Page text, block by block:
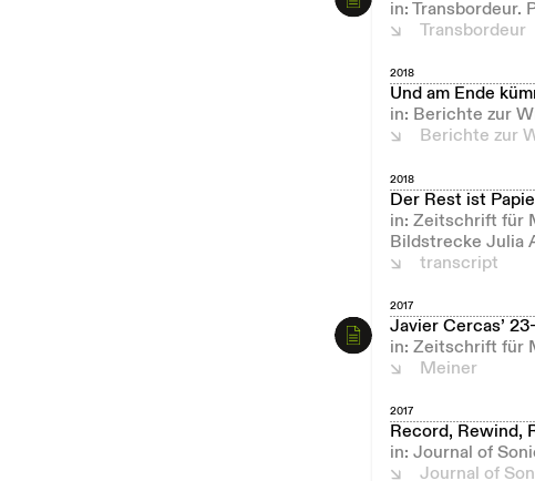
in: Transbordeur.
Transbordeur
2018
Und am Ende
in: Berichte zur
Berichte zur
2018
Der Rest ist
in: Zeitschrift für
Bildstrecke Julia
transcript
2017
Javier Cercas’
in: Zeitschrift für
Meiner
2017
Record, Rewind,
in: Journal of
Journal of